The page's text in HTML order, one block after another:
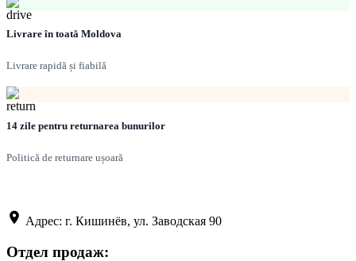
Livrare în toată Moldova
Livrare rapidă și fiabilă
14 zile pentru returnarea bunurilor
Politică de returnare ușoară
Адрес: г. Кишинёв, ул. Заводская 90
Отдел продаж: